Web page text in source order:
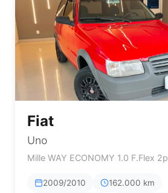
Fiat
Uno
Mille WAY ECONOMY 1.0 F.Flex 2p
2009/2010
162.000 km